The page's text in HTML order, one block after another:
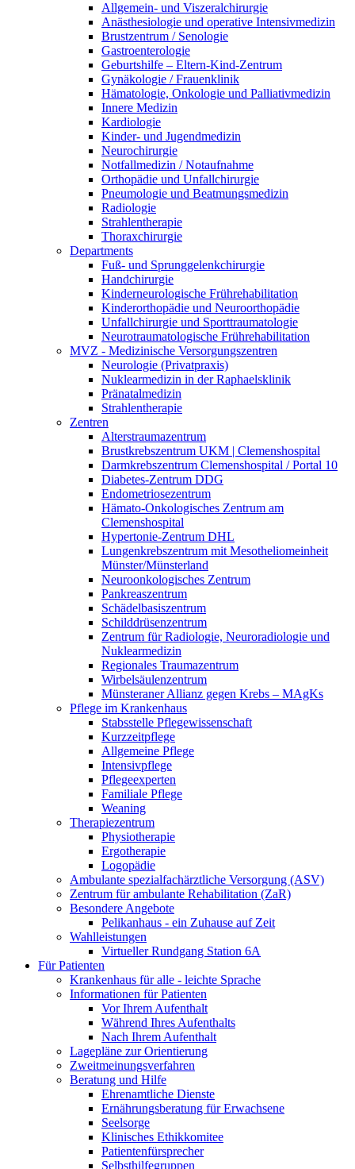
Allgemein- und Viszeralchirurgie
Anästhesiologie und operative Intensivmedizin
Brustzentrum / Senologie
Gastroenterologie
Geburtshilfe – Eltern-Kind-Zentrum
Gynäkologie / Frauenklinik
Hämatologie, Onkologie und Palliativmedizin
Innere Medizin
Kardiologie
Kinder- und Jugendmedizin
Neurochirurgie
Notfallmedizin / Notaufnahme
Orthopädie und Unfallchirurgie
Pneumologie und Beatmungsmedizin
Radiologie
Strahlentherapie
Thoraxchirurgie
Departments
Fuß- und Sprunggelenkchirurgie
Handchirurgie
Kinderneurologische Frührehabilitation
Kinderorthopädie und Neuroorthopädie
Unfallchirurgie und Sporttraumatologie
Neurotraumatologische Frührehabilitation
MVZ - Medizinische Versorgungszentren
Neurologie (Privatpraxis)
Nuklearmedizin in der Raphaelsklinik
Pränatalmedizin
Strahlentherapie
Zentren
Alterstraumazentrum
Brustkrebszentrum UKM | Clemenshospital
Darmkrebszentrum Clemenshospital / Portal 10
Diabetes-Zentrum DDG
Endometriosezentrum
Hämato-Onkologisches Zentrum am
Clemenshospital
Hypertonie-Zentrum DHL
Lungenkrebszentrum mit Mesotheliomeinheit
Münster/Münsterland
Neuroonkologisches Zentrum
Pankreaszentrum
Schädelbasiszentrum
Schilddrüsenzentrum
Zentrum für Radiologie, Neuroradiologie und
Nuklearmedizin
Regionales Traumazentrum
Wirbelsäulenzentrum
Münsteraner Allianz gegen Krebs – MAgKs
Pflege im Krankenhaus
Stabsstelle Pflegewissenschaft
Kurzzeitpflege
Allgemeine Pflege
Intensivpflege
Pflegeexperten
Familiale Pflege
Weaning
Therapiezentrum
Physiotherapie
Ergotherapie
Logopädie
Ambulante spezialfachärztliche Versorgung (ASV)
Zentrum für ambulante Rehabilitation (ZaR)
Besondere Angebote
Pelikanhaus - ein Zuhause auf Zeit
Wahlleistungen
Virtueller Rundgang Station 6A
Für Patienten
Krankenhaus für alle - leichte Sprache
Informationen für Patienten
Vor Ihrem Aufenthalt
Während Ihres Aufenthalts
Nach Ihrem Aufenthalt
Lagepläne zur Orientierung
Zweitmeinungsverfahren
Beratung und Hilfe
Ehrenamtliche Dienste
Ernährungsberatung für Erwachsene
Seelsorge
Klinisches Ethikkomitee
Patientenfürsprecher
Selbsthilfegruppen